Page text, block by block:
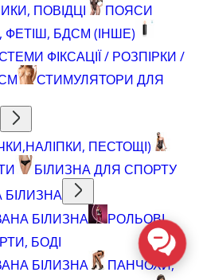
ПОВІДЦІ
ПОЯСИ
БДСМ (ІНШЕ)
ФІКСАЦІЇ / РОЗПІРКИ /
СТИМУЛЯТОРИ ДЛЯ
ПЕСТОЩІ)
БІЛИЗНА ДЛЯ СПОРТУ
БІЛИЗНА
РОЛЬОВІ
БОДІ
БІЛИЗНА
ПАНЧОХИ,